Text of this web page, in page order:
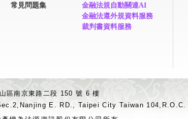
常見問題集
金融法規自動關連AI
金融法遵外規資料服務
裁判書資料服務
區南京東路二段 150 號 6 樓
E. RD., Taipei City Taiwan 104,R.O.C.